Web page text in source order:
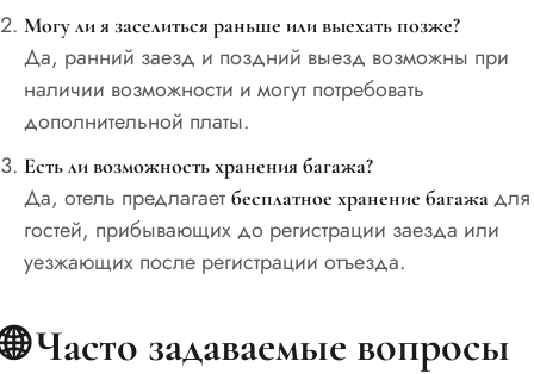
Могу ли я заселиться раньше или выехать позже?
Да, ранний заезд и поздний выезд возможны при
наличии возможности и могут потребовать
дополнительной платы.
Есть ли возможность хранения багажа?
Да, отель предлагает бесплатное хранение багажадля
гостей, прибывающих до регистрации заезда или
уезжающих после регистрации отъезда.
🌐Часто задаваемые вопросы